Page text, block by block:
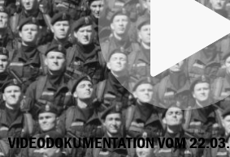
VIDEODOKUMENTATION VOM